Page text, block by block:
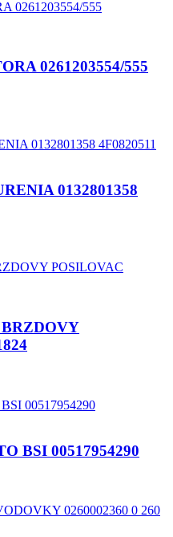
0261203554/555
0132801358
BSI 00517954290